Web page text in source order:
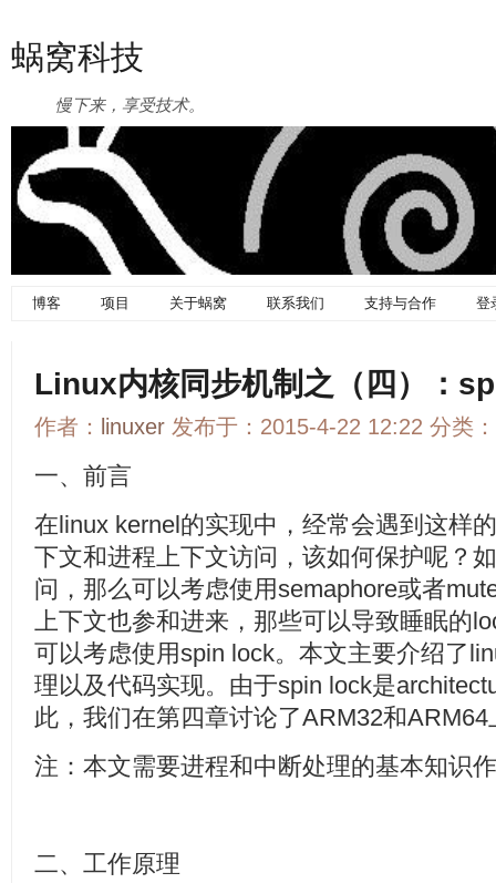
蜗窝科技
慢下来，享受技术。
博客 项目 关于蜗窝 联系我们 支持与合作 登
Linux内核同步机制之（四）：
作者： linuxer 发布于：2015-4-22 12:22 分类：
一、前言
在linux kernel的实现中，经常会遇到这样
下文和进程上下文访问，该如何保护呢？
问，那么可以考虑使用semaphore或者
上下文也参和进来，那些可以导致睡眠的
可以考虑使用spin lock。本文主要介绍了
理以及代码实现。由于spin lock是
此，我们在第四章讨论了ARM32和
注：本文需要进程和中断处理的基本知识
二、工作原理